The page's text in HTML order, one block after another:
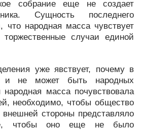
собрание еще не создает
Сущность последнего
что народная масса чувствует
случаи единой
уже явствует, почему в
не может быть народных
масса почувствовала
необходимо, чтобы общество
стороны представляло
чтобы оно еще не было